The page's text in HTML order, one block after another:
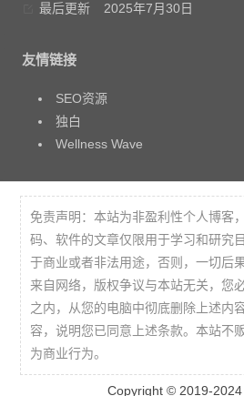
最后更新
2025年7月30日
友情链接
SEO资源
独白
Wellness Wave
免责声明：本站为非盈利性个人博客
码、软件的文章仅限用于学习和研究
于商业或者非法用途，否则，一切后
来自网络，版权争议与本站无关，您
之内，从您的电脑中彻底删除上述内
容，说明您已同意上述条款。本站不
为商业行为。
Copyright © 2019-2024